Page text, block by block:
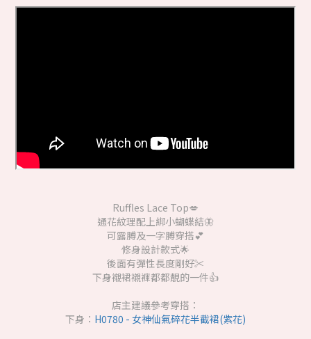
Ruffles Lace Top💋
通花紋理配上綁小蝴蝶結🦋
可露膊及一字膊穿搭💕
修身設計款式🌟
後面有彈性長度剛好✂️
下身襯裙襯褲都都靚的一件👍
店主建議參考穿搭：
下身： H0780 - 女神仙氣碎花半截裙(紫花)